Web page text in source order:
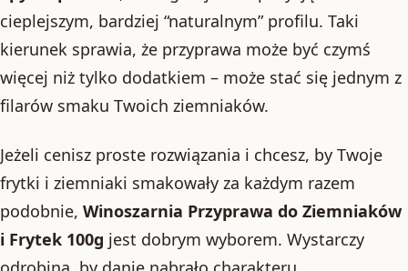
cieplejszym, bardziej “naturalnym” profilu. Taki
kierunek sprawia, że przyprawa może być czymś
więcej niż tylko dodatkiem – może stać się jednym z
filarów smaku Twoich ziemniaków.
Jeżeli cenisz proste rozwiązania i chcesz, by Twoje
frytki i ziemniaki smakowały za każdym razem
podobnie, Winoszarnia Przyprawa do Ziemniaków
i Frytek 100g jest dobrym wyborem. Wystarczy